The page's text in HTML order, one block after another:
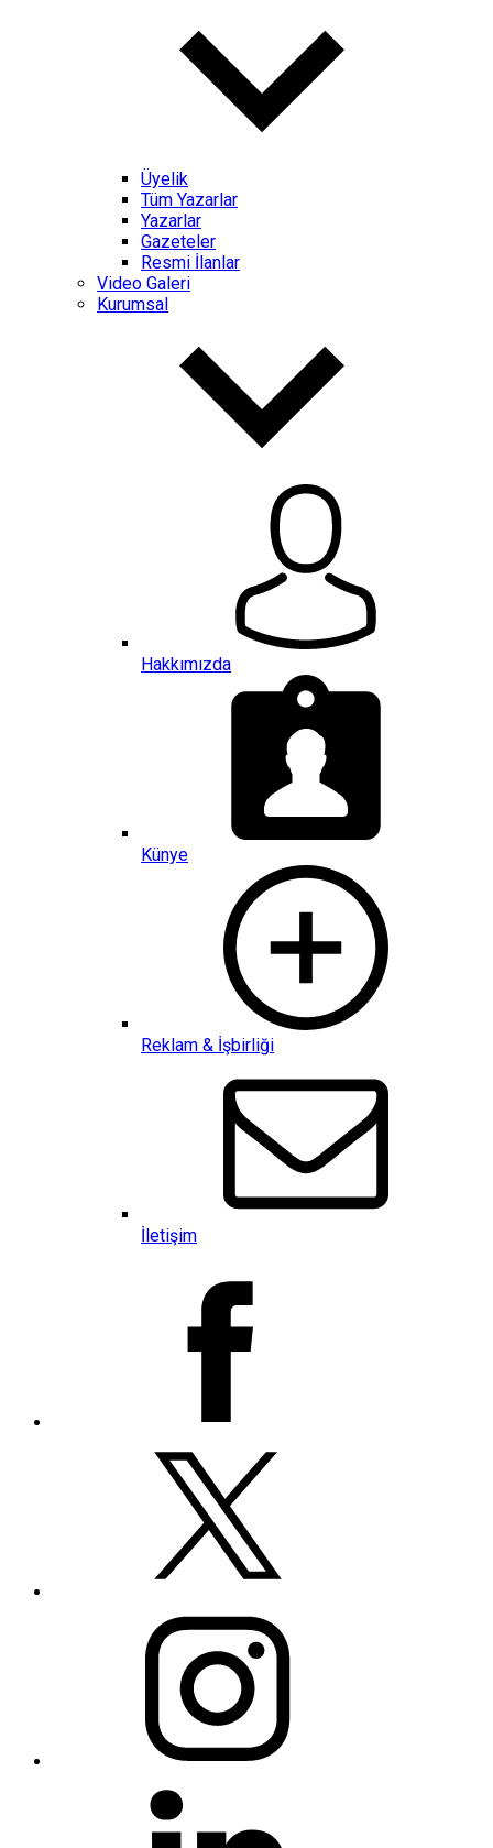
Üyelik
Tüm Yazarlar
Yazarlar
Gazeteler
Resmi İlanlar
Video Galeri
Kurumsal
Hakkımızda
Künye
Reklam & İşbirliği
İletişim